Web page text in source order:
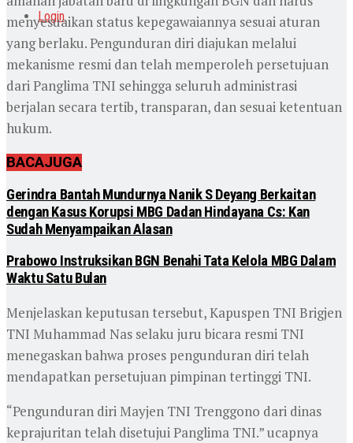
Login
menyesuaikan status kepegawaiannya sesuai aturan
yang berlaku. Pengunduran diri diajukan melalui
mekanisme resmi dan telah memperoleh persetujuan
dari Panglima TNI sehingga seluruh administrasi
berjalan secara tertib, transparan, dan sesuai ketentuan
hukum.
BACAJUGA
Gerindra Bantah Mundurnya Nanik S Deyang Berkaitan
dengan Kasus Korupsi MBG Dadan Hindayana Cs: Kan
Sudah Menyampaikan Alasan
Prabowo Instruksikan BGN Benahi Tata Kelola MBG Dalam
Waktu Satu Bulan
Menjelaskan keputusan tersebut, Kapuspen TNI Brigjen
TNI Muhammad Nas selaku juru bicara resmi TNI
menegaskan bahwa proses pengunduran diri telah
mendapatkan persetujuan pimpinan tertinggi TNI.
“Pengunduran diri Mayjen TNI Trenggono dari dinas
keprajuritan telah disetujui Panglima TNI.” ucapnya